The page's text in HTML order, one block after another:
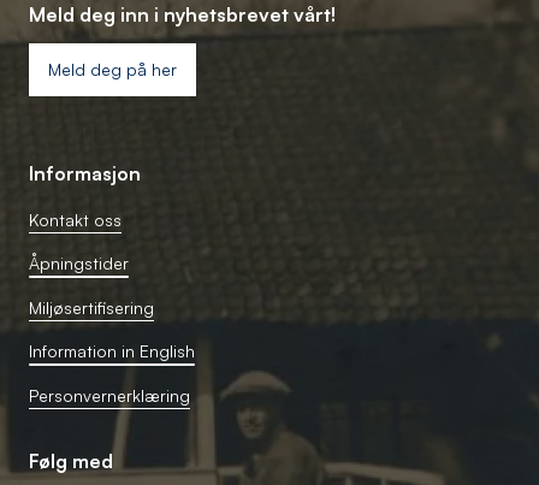
Meld deg inn i nyhetsbrevet vårt!
Meld deg på her
Informasjon
Kontakt oss
Åpningstider
Miljøsertifisering
Information in English
Personvernerklæring
Følg med